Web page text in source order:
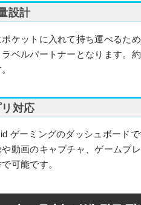
設計
ケットに入れて持ち運べるた
ベルパートナーとなります。
対応
ゲーミングのダッシュボード
動画のキャプチャ、ゲームプ
可能です。